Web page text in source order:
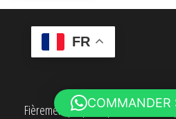
FR
Fièrement propulsé parWordPress
COMMANDER